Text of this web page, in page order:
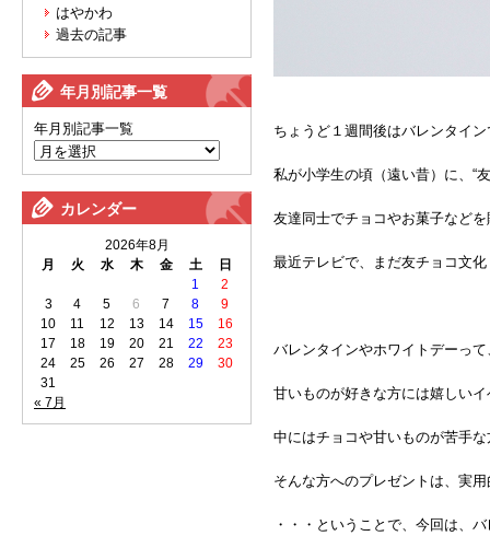
はやかわ
過去の記事
年月別記事一覧
年月別記事一覧
カレンダー
2026年8月
月
火 水 木 金 土 日
« 7月
1
2
3
4 5 6 7 8
9
10
11 12 13 14 15
16
17
18 19 20 21 22
23
24
25 26 27 28 29
30
31
ちょうど１週間後はバレンタイ
私が小学生の頃（遠い昔）に、“
友達同士でチョコやお菓子など
最近テレビで、まだ友チョコ文
バレンタインやホワイトデーって
甘いものが好きな方には嬉しい
中にはチョコや甘いものが苦手
そんな方へのプレゼントは、実
・・・ということで、今回は、